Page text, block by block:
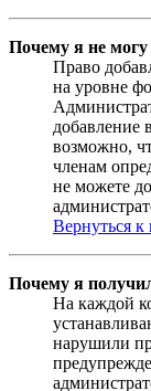
Почему я не
Право
на уровне
добавление
возможно,
членам
не можете
Вернуться к
Почему я
На каждой
нарушили